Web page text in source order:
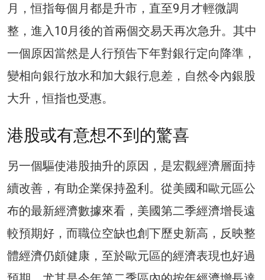
月，恒指每個月都是升市，直至9月才輕微調
整，進入10月後的首兩個交易天再次急升。其中
一個原因當然是人行預告下年對銀行定向降準，
變相向銀行放水和加大銀行息差，自然令內銀股
大升，恒指也受惠。
港股或有意想不到的驚喜
另一個驅使港股抽升的原因，是宏觀經濟層面持
續改善，有助企業保持盈利。從美國和歐元區公
布的最新經濟數據來看，美國第二季經濟增長遠
較預期好，而職位空缺也創下歷史新高，反映整
體經濟仍頗健康，至於歐元區的經濟表現也好過